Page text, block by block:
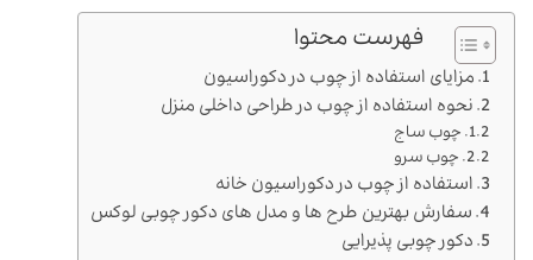
فهرست محتوا
مزایای استفاده از چوب در دکوراسیون
نحوه استفاده از چوب در طراحی داخلی منزل
چوب ساج
چوب سرو
استفاده از چوب در دکوراسیون خانه
سفارش بهترین طرح ها و مدل های دکور چوبی لوکس
دکور چوبی پذیرایی